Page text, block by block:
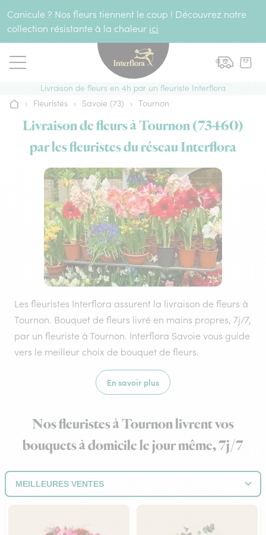
Canicule ? Nos fleurs tiennent le coup ! Découvrez notre
collection résistante à la chaleur ici
Livraison de fleurs en 4h par un fleuriste Interflora
Accueil
› Fleuristes › Savoie (73) › Tournon
Livraison de fleurs à Tournon (73460)
par les fleuristes du réseau Interflora
Les fleuristes Interflora assurent la livraison de fleurs à
Tournon. Bouquet de fleurs livré en mains propres, 7j/7,
par un fleuriste à Tournon. Interflora Savoie vous guide
vers le meilleur choix de bouquet de fleurs.
En savoir plus
Nos fleuristes à Tournon livrent vos
bouquets à domicile le jour même, 7j/7